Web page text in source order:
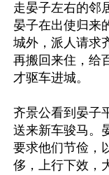
走晏子左右的邻
晏子在出使归来
城外，派人请求
再搬回来住，给
才驱车进城。
齐景公看到晏子
送来新车骏马。
要求他们节俭，
侈，上行下效，